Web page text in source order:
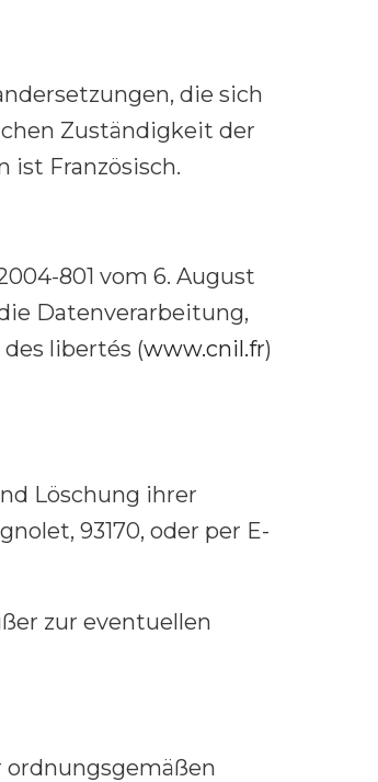
die sich
Zuständigkeit der
ist Französisch.
801 vom 6. August
Datenverarbeitung,
libertés (www.cnil.fr)
Löschung ihrer
93170, oder per E-
zur eventuellen